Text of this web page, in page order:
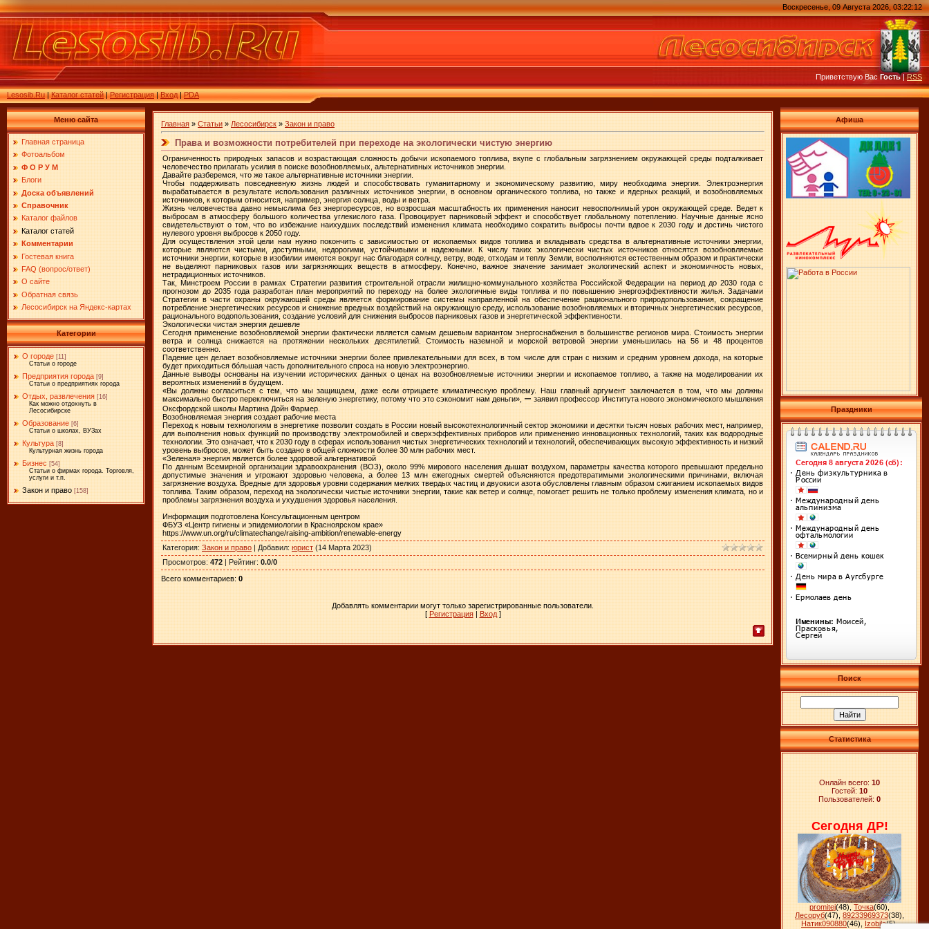
Lesosib.Ru|Каталог статей|Регистрация|Вход|PDA
Воскресенье, 09 Августа 2026, 03:22:12
Приветствую ВасГость|RSS
Меню сайта
Главная страница
Фотоальбом
Ф О Р У М
Блоги
Доска объявлений
Справочник
Каталог файлов
Каталог статей
Комментарии
Гостевая книга
FAQ (вопрос/ответ)
О сайте
Обратная связь
Лесосибирск на Яндекс-картах
Категории
О городе [11]
Статьи о городе
Предприятия города [9]
Статьи о предприятиях города
Отдых, развлечения [16]
Как можно отдохнуть в
Лесосибирске
Образование [6]
Статьи о школах, ВУЗах
Культура [8]
Культурная жизнь города
Бизнес [54]
Статьи о фирмах города. Торговля,
услуги и т.п.
Закон и право [158]
Главная » Статьи » Лесосибирск » Закон и право
Права и возможности потребителей при переходе на экологически чистую энергию
Ограниченность природных запасов и возрастающая сложность добычи ископаемого топлива, вкупе с глобальным загрязнением окружающей среды подталкивает
человечество прилагать усилия в поиске возобновляемых, альтернативных источников энергии.
Давайте разберемся, что же такое альтернативные источники энергии.
Чтобы поддерживать повседневную жизнь людей и способствовать гуманитарному и экономическому развитию, миру необходима энергия. Электроэнергия
вырабатывается в результате использования различных источников энергии, в основном органического топлива, но также и ядерных реакций, и возобновляемых
источников, к которым относится, например, энергия солнца, воды и ветра.
Жизнь человечества давно немыслима без энергоресурсов, но возросшая масштабность их применения наносит невосполнимый урон окружающей среде. Ведет к
выбросам в атмосферу большого количества углекислого газа. Провоцирует парниковый эффект и способствует глобальному потеплению. Научные данные ясно
свидетельствуют о том, что во избежание наихудших последствий изменения климата необходимо сократить выбросы почти вдвое к 2030 году и достичь чистого
нулевого уровня выбросов к 2050 году.
Для осуществления этой цели нам нужно покончить с зависимостью от ископаемых видов топлива и вкладывать средства в альтернативные источники энергии,
которые являются чистыми, доступными, недорогими, устойчивыми и надежными. К числу таких экологически чистых источников относятся возобновляемые
источники энергии, которые в изобилии имеются вокруг нас благодаря солнцу, ветру, воде, отходам и теплу Земли, восполняются естественным образом и практически
не выделяют парниковых газов или загрязняющих веществ в атмосферу. Конечно, важное значение занимает экологический аспект и экономичность новых,
нетрадиционных источников.
Так, Минстроем России в рамках Стратегии развития строительной отрасли жилищно-коммунального хозяйства Российской Федерации на период до 2030 года с
прогнозом до 2035 года разработан план мероприятий по переходу на более экологичные виды топлива и по повышению энергоэффективности жилья. Задачами
Стратегии в части охраны окружающей среды является формирование системы направленной на обеспечение рационального природопользования, сокращение
потребление энергетических ресурсов и снижение вредных воздействий на окружающую среду, использование возобновляемых и вторичных энергетических ресурсов,
рационального водопользования, создание условий для снижения выбросов парниковых газов и энергетической эффективности.
Экологически чистая энергия дешевле
Сегодня применение возобновляемой энергии фактически является самым дешевым вариантом энергоснабжения в большинстве регионов мира. Стоимость энергии
ветра и солнца снижается на протяжении нескольких десятилетий. Стоимость наземной и морской ветровой энергии уменьшилась на 56 и 48 процентов
соответственно.
Падение цен делает возобновляемые источники энергии более привлекательными для всех, в том числе для стран с низким и средним уровнем дохода, на которые
будет приходиться бóльшая часть дополнительного спроса на новую электроэнергию.
Данные выводы основаны на изучении исторических данных о ценах на возобновляемые источники энергии и ископаемое топливо, а также на моделировании их
вероятных изменений в будущем.
«Вы должны согласиться с тем, что мы защищаем, даже если отрицаете климатическую проблему. Наш главный аргумент заключается в том, что мы должны
максимально быстро переключиться на зеленую энергетику, потому что это сэкономит нам деньги», ー заявил профессор Института нового экономического мышления
Оксфордской школы Мартина Дойн Фармер.
Возобновляемая энергия создает рабочие места
Переход к новым технологиям в энергетике позволит создать в России новый высокотехнологичный сектор экономики и десятки тысяч новых рабочих мест, например,
для выполнения новых функций по производству электромобилей и сверхэффективных приборов или применению инновационных технологий, таких как водородные
технологии. Это означает, что к 2030 году в сферах использования чистых энергетических технологий и технологий, обеспечивающих высокую эффективность и низкий
уровень выбросов, может быть создано в общей сложности более 30 млн рабочих мест.
«Зеленая» энергия является более здоровой альтернативой
По данным Всемирной организации здравоохранения (ВОЗ), около 99% мирового населения дышат воздухом, параметры качества которого превышают предельно
допустимые значения и угрожают здоровью человека, а более 13 млн ежегодных смертей объясняются предотвратимыми экологическими причинами, включая
загрязнение воздуха. Вредные для здоровья уровни содержания мелких твердых частиц и двуокиси азота обусловлены главным образом сжиганием ископаемых видов
топлива. Таким образом, переход на экологически чистые источники энергии, такие как ветер и солнце, помогает решить не только проблему изменения климата, но и
проблемы загрязнения воздуха и ухудшения здоровья населения.
Информация подготовлена Консультационным центром
ФБУЗ «Центр гигиены и эпидемиологии в Красноярском крае»
https://www.un.org/ru/climatechange/raising-ambition/renewable-energy
Категория: Закон и право | Добавил: юрист (14 Марта 2023)
Просмотров: 472 | Рейтинг: 0.0/0
Всего комментариев: 0
Добавлять комментарии могут только зарегистрированные пользователи.
[ Регистрация| Вход]
Афиша
Праздники
Поиск
Статистика
Онлайн всего: 10
Гостей: 10
Пользователей: 0
Сегодня ДР!
promitej(48) Точка(60)
Лесоруб(47) 89233969373(38)
Натик090880(46) Izobila(5),